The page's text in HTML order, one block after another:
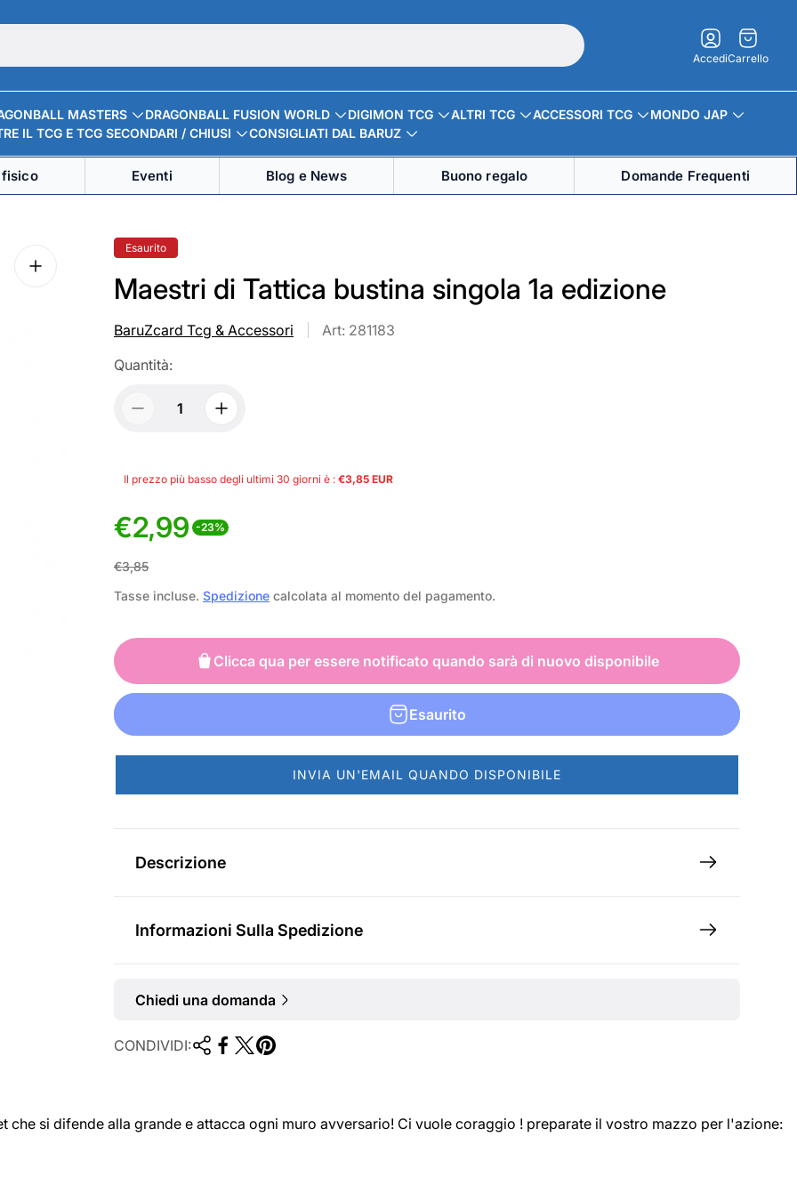
Accedi
Carrello.
Carrello
MASTERS DRAGONBALL FUSION WORLD DIGIMON TCG ALTRI TCG ACCESSORI TCG
MONDO JAP
IL TCG E TCG SECONDARI / CHIUSI
CONSIGLIATI DAL BARUZ
fisico Eventi Blog e News Buono regalo Domande Frequenti
Etichetta
del
Esaurito
Maestri di Tattica bustina singola 1a edizione
BaruZcard Tcg & Accessori
Art: 281183
Quantità:
Il prezzo più basso degli ultimi 30 giorni è : €3,85 EUR
P
r
z
z
o
d
i
a
€2,99 -23%
P
r
z
z
o
n
o
m
€3,85
Tasse incluse. Spedizione calcolata al momento del pagamento.
Clicca qua per essere notificato quando sarà di nuovo disponibile
Esaurito
INVIA UN'EMAIL QUANDO DISPONIBILE
Descrizione
Informazioni Sulla Spedizione
Chiedi una domanda
CONDIVIDI:
che si difende alla grande e attacca ogni muro avversario! Ci vuole coraggio ! preparate il vostro mazzo per l'azione: